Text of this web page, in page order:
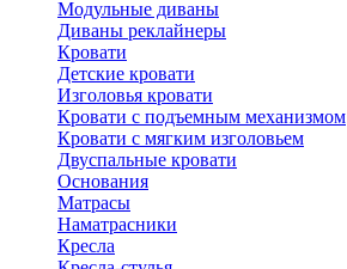
Модульные диваны
Диваны реклайнеры
Кровати
Детские кровати
Изголовья кровати
Кровати с подъемным механизмом
Кровати с мягким изголовьем
Двуспальные кровати
Основания
Матрасы
Наматрасники
Кресла